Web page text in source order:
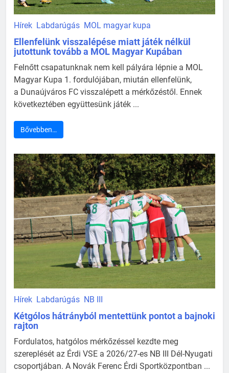
Hírek Labdarúgás MOL magyar kupa
Ellenfelünk visszalépése miatt játék nélkül
jutottunk tovább a MOL Magyar Kupában
Felnőtt csapatunknak nem kell pályára lépnie a MOL
Magyar Kupa 1. fordulójában, miután ellenfelünk,
a Dunaújváros FC visszalépett a mérkőzéstől. Ennek
következtében együttesünk játék ...
Bővebben…
Hírek Labdarúgás NB III
Kétgólos hátrányból mentettünk pontot a bajnoki
rajton
Fordulatos, hatgólos mérkőzéssel kezdte meg
szereplését az Érdi VSE a 2026/27-es NB III Dél-Nyugati
csoportjában. A Novák Ferenc Érdi Sportközpontban ...